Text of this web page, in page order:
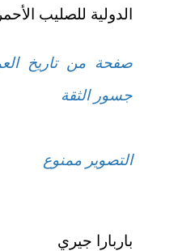
الدولية للصليب الأحمر
صفحة من تاريخ
جسور الثقة
التصوير ممنوع
باربارا جيري